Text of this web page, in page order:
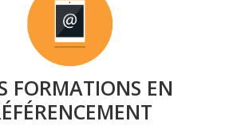
FORMATIONS EN